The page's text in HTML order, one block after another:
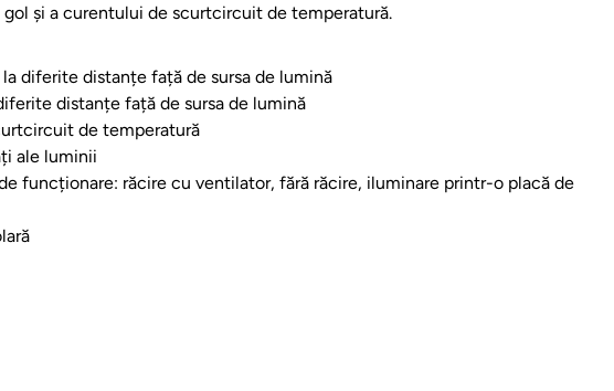
și a curentului de scurtcircuit de temperatură.
diferite distanțe față de sursa de lumină
distanțe față de sursa de lumină
de temperatură
ale luminii
funcționare: răcire cu ventilator, fără răcire, iluminare printr-o placă de